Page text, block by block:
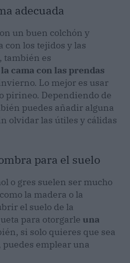
adecuada
un buen colchón y
con los tejidos y las
también es
cama con las prendas
Lo mejor es usar
pirineo. Dependiendo de
puedes añadir alguna
olvidar las útiles y cálidas
para el suelo
o gres suelen ser mucho
la madera o la
el suelo de la
para otorgarle una
si solo quieres que sea
emplear una